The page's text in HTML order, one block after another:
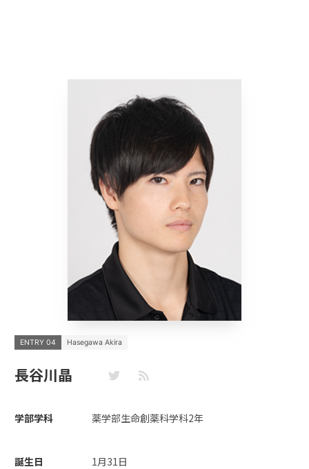
ENTRY 04 Hasegawa Akira
長谷川晶
学部学科 薬学部生命創薬科学科2年
誕生日 1月31日